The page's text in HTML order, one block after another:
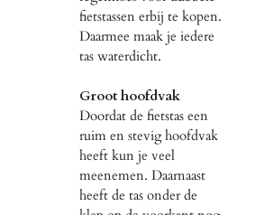
fietstassen erbij te kopen.
Daarmee maak je iedere
tas waterdicht.
Groot hoofdvak
Doordat de fietstas een
ruim en stevig hoofdvak
heeft kun je veel
meenemen. Daarnaast
heeft de tas onder de